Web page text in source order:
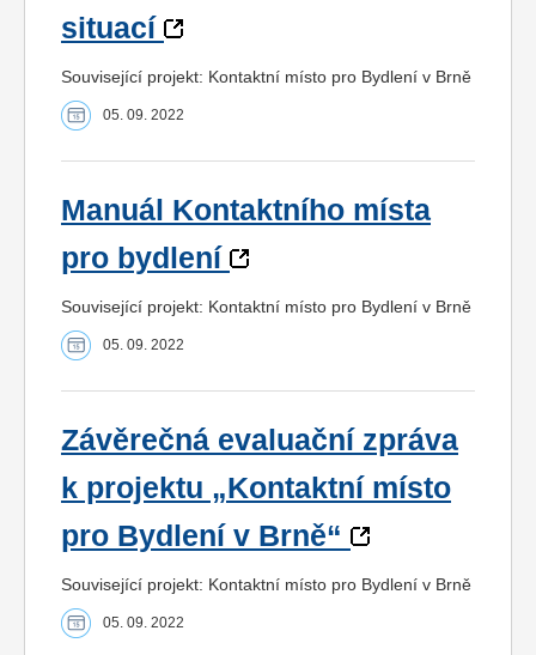
situací
Související projekt: Kontaktní místo pro Bydlení v Brně
05. 09. 2022
Manuál Kontaktního místa
pro bydlení
Související projekt: Kontaktní místo pro Bydlení v Brně
05. 09. 2022
Závěrečná evaluační zpráva
k projektu „Kontaktní místo
pro Bydlení v Brně“
Související projekt: Kontaktní místo pro Bydlení v Brně
05. 09. 2022